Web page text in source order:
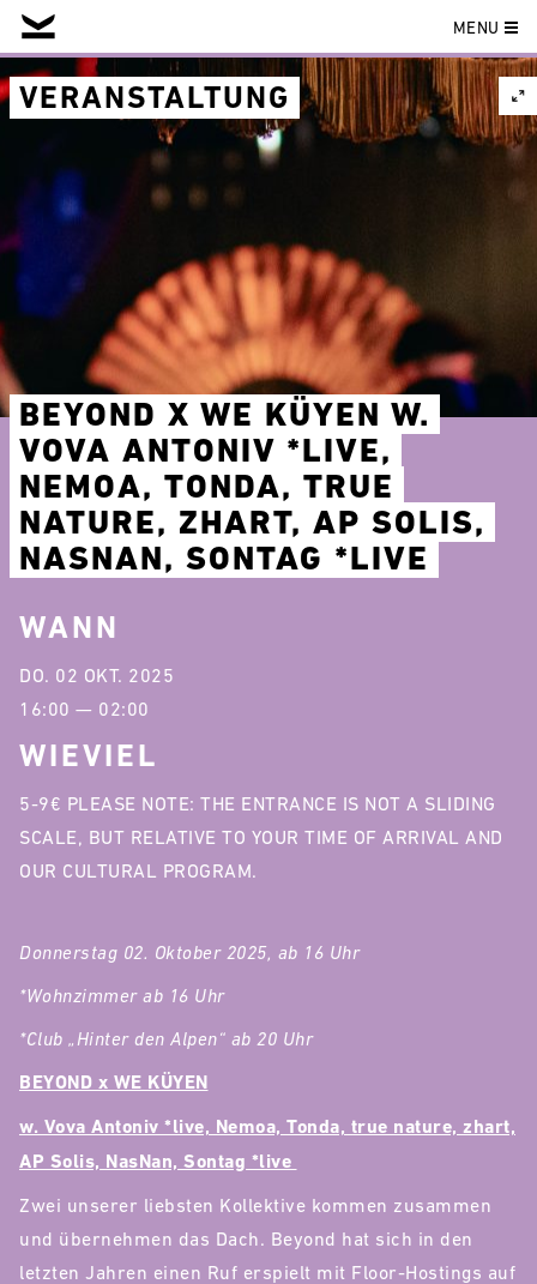
Skip
to
content
MENU
VERANSTALTUNG
BEYOND X WE KÜYEN W.
VOVA ANTONIV *LIVE,
NEMOA, TONDA, TRUE
NATURE, ZHART, AP SOLIS,
NASNAN, SONTAG *LIVE
Donnerstag 02. Oktober 2025, ab 16 Uhr
*Wohnzimmer ab 16 Uhr
*Club „Hinter den Alpen“ ab 20 Uhr
BEYOND x WE KÜYEN
w. Vova Antoniv *live, Nemoa, Tonda, true nature, zhart,
AP Solis, NasNan, Sontag *live
Zwei unserer liebsten Kollektive kommen zusammen
und übernehmen das Dach. Beyond hat sich in den
letzten Jahren einen Ruf erspielt mit Floor-Hostings auf
WANN
DO. 02 OKT. 2025
16:00 — 02:00
WIEVIEL
5-9€ PLEASE NOTE: THE ENTRANCE IS NOT A SLIDING
SCALE, BUT RELATIVE TO YOUR TIME OF ARRIVAL AND
OUR CULTURAL PROGRAM.